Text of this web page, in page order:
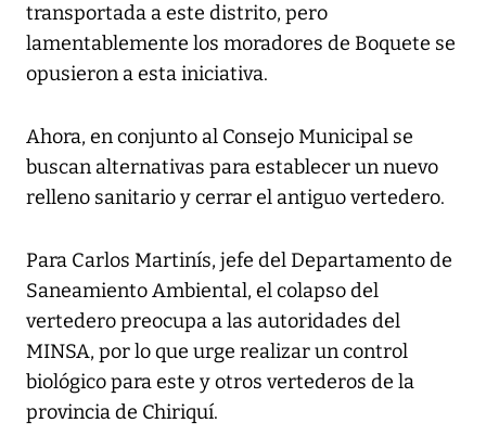
transportada a este distrito, pero
lamentablemente los moradores de Boquete se
opusieron a esta iniciativa.
Ahora, en conjunto al Consejo Municipal se
buscan alternativas para establecer un nuevo
relleno sanitario y cerrar el antiguo vertedero.
Para Carlos Martinís, jefe del Departamento de
Saneamiento Ambiental, el colapso del
vertedero preocupa a las autoridades del
MINSA, por lo que urge realizar un control
biológico para este y otros vertederos de la
provincia de Chiriquí.